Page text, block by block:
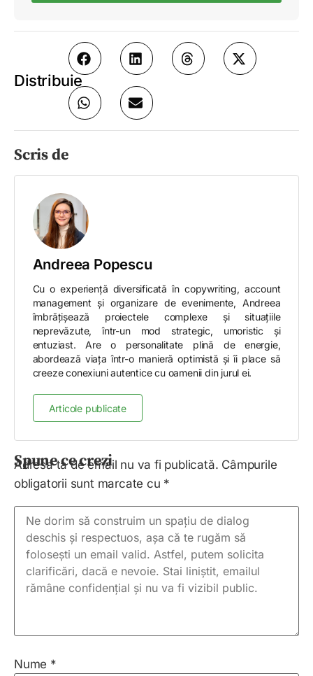
Distribuie
Scris de
Andreea Popescu
Cu o experiență diversificată în copywriting, account
management și organizare de evenimente, Andreea
îmbrățișează proiectele complexe și situațiile
neprevăzute, într-un mod strategic, umoristic și
entuziast. Are o personalitate plină de energie,
abordează viața într-o manieră optimistă și îi place să
creeze conexiuni autentice cu oamenii din jurul ei.
Articole publicate
Spune ce crezi
Adresa ta de email nu va fi publicată. Câmpurile
obligatorii sunt marcate cu *
Nume *